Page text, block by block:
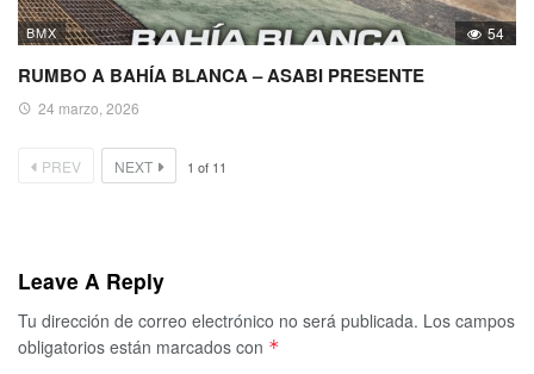
BMX 54
RUMBO A BAHÍA BLANCA – ASABI PRESENTE
24 marzo, 2026
PREV NEXT 1 of 11
Leave A Reply
Tu dirección de correo electrónico no será publicada. Los campos
obligatorios están marcados con *